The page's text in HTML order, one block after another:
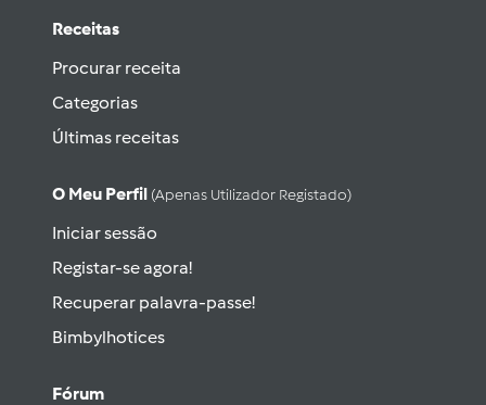
Receitas
Procurar receita
Categorias
Últimas receitas
O Meu Perfil (apenas Utilizador Registado)
Iniciar sessão
Registar-se agora!
Recuperar palavra-passe!
Bimbylhotices
Fórum